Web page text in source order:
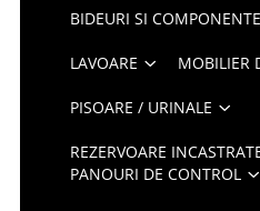
BIDEURI SI COMPONENTE
LAVOARE MOBILIER
PISOARE / URINALE
REZERVOARE
PANOURI DE CONTROL